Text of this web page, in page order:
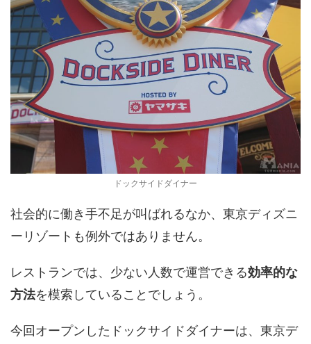
ドックサイドダイナー
社会的に働き手不足が叫ばれるなか、東京ディズニ
ーリゾートも例外ではありません。
レストランでは、少ない人数で運営できる効率的な
方法を模索していることでしょう。
今回オープンしたドックサイドダイナーは、東京デ